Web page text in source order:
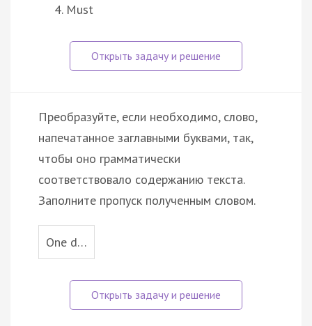
Must
Преобразуйте, если необходимо, слово,
напечатанное заглавными буквами, так,
чтобы оно грамматически
соответствовало содержанию текста.
Заполните пропуск полученным словом.
One d…